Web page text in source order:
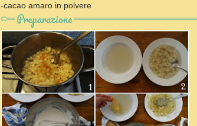
-cacao amaro in polvere
Preparazione